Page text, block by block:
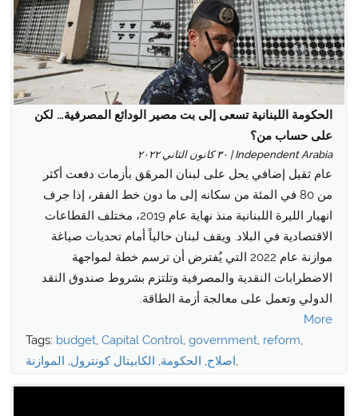
الحكومة اللبنانية تسعى إلى بت مصير الودائع المصرفية… لكن
على حساب من؟
Independent Arabia | ٣٠ كانون الثاني ٢٠٢٢
عام ثقيل إضافي يحل على لبنان المرهَق بأزمات دفعت أكثر
من 80 في المئة من سكانه إلى ما دون خط الفقر، إذا جرف
انهيار الليرة اللبنانية منذ نهاية عام 2019، مختلف القطاعات
الاقتصادية في البلاد. ويقف لبنان حالياً أمام تحديات صياغة
موازنة عام 2022 التي يُفترض أن ترسم خطة لمواجهة
الاضطرابات النقدية والمصرفية وتلتزم بشروط صندوق النقد
الدولي وتعمل على معالجة أزمة الطاقة.
More
Tags: budget Capital Control government reform
اصلاح الحكومة الكابيتال كونترول الموازنة